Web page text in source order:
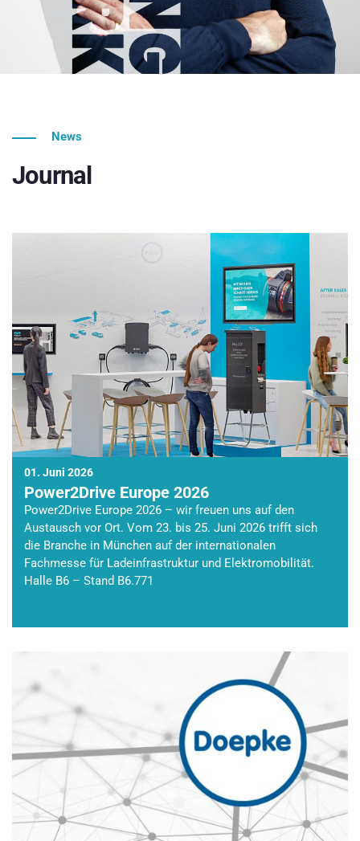
News
Journal
01. Juni 2026
Power2Drive Europe 2026
Power2Drive Europe 2026 – wir freuen uns auf den
Austausch vor Ort. Vom 23. bis 25. Juni 2026 trifft sich
die Branche in München auf der internationalen
Fachmesse für Ladeinfrastruktur und Elektromobilität.
Halle B6 – Stand B6.771